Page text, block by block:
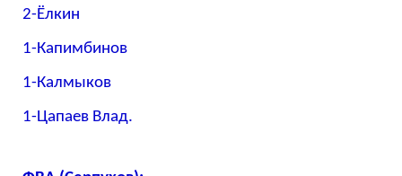
2-Ёлкин
1-Капимбинов
1-Калмыков
1-Цапаев Влад.